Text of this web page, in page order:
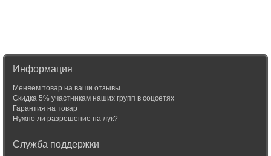
Информация
Меняем товар на ваши отзывы
Скидка 5% участникам наших групп в соцсетях
Гарантия на товар
Нужно ли разрешение на лук?
Служба поддержки